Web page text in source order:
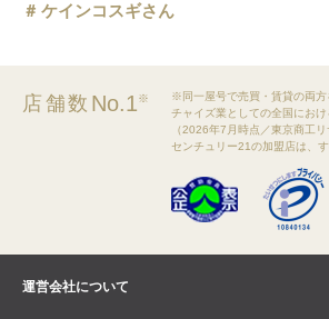
ケインコスギさん
店舗数 No.1※
※同一屋号で売買・賃貸の両
チャイズ業としての全国にお
（2026年7月時点／東京商工リ
センチュリー21の加盟店は、
運営会社について